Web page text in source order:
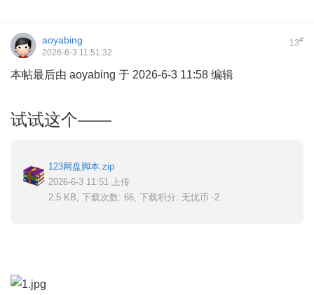
13#
aoyabing
2026-6-3 11:51:32
本帖最后由 aoyabing 于 2026-6-3 11:58 编辑
试试这个——
123网盘脚本.zip
2026-6-3 11:51 上传
2.5 KB, 下载次数: 66, 下载积分: 无忧币 -2